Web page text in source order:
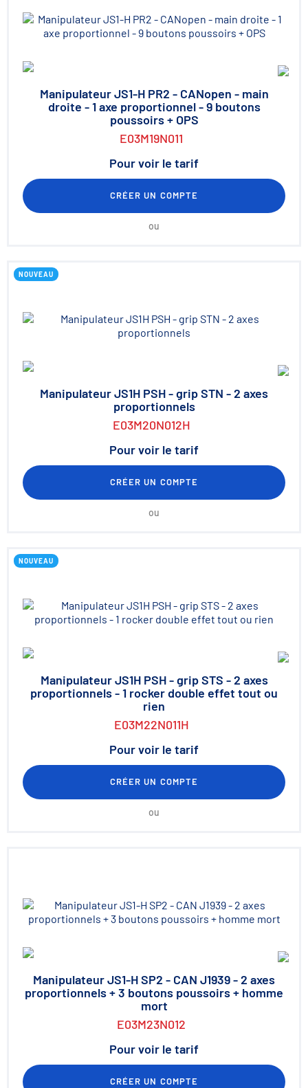
Manipulateur JS1-H PR2 - CANopen - main
droite - 1 axe proportionnel - 9 boutons
poussoirs + OPS
E03M19N011
Pour voir le tarif
CRÉER UN COMPTE
ou
NOUVEAU
Manipulateur JS1H PSH - grip STN - 2 axes
proportionnels
E03M20N012H
Pour voir le tarif
CRÉER UN COMPTE
ou
NOUVEAU
Manipulateur JS1H PSH - grip STS - 2 axes
proportionnels - 1 rocker double effet tout ou
rien
E03M22N011H
Pour voir le tarif
CRÉER UN COMPTE
ou
Manipulateur JS1-H SP2 - CAN J1939 - 2 axes
proportionnels + 3 boutons poussoirs + homme
mort
E03M23N012
Pour voir le tarif
CRÉER UN COMPTE